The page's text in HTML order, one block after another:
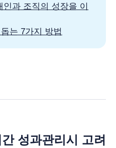
인과 조직의 성장을 이
는 7가지 방법
성과관리시 고려